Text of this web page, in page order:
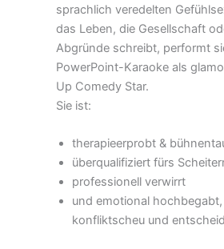
sprachlich veredelten
das Leben, die Gesellschaft
Abgründe schreibt, performt
PowerPoint-Karaoke als
Up Comedy Star.
Sie ist:
therapieerprobt &
überqualifiziert fürs
professionell verwirrt
und emotional
konfliktscheu und